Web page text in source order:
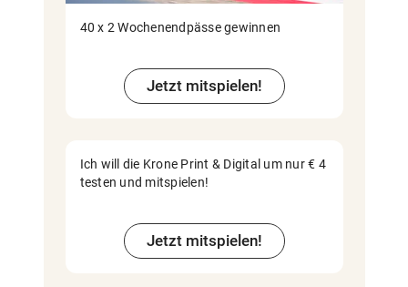
40 x 2 Wochenendpässe gewinnen
Jetzt mitspielen!
Ich will die Krone Print & Digital um nur € 4
testen und mitspielen!
Jetzt mitspielen!